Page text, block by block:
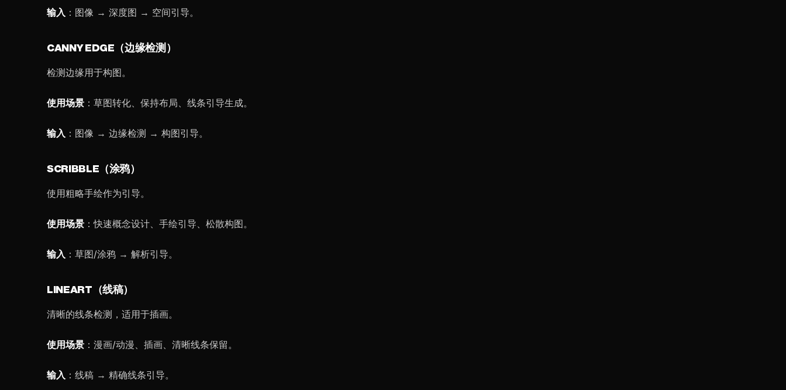
输入 ：图像 → 深度图 → 空间引导。
CANNY EDGE（边缘检测）
检测边缘用于构图。
使用场景 ：草图转化、保持布局、线条引导生成。
输入 ：图像 → 边缘检测 → 构图引导。
SCRIBBLE（涂鸦）
使用粗略手绘作为引导。
使用场景 ：快速概念设计、手绘引导、松散构图。
输入 ：草图/涂鸦 → 解析引导。
LINEART（线稿）
清晰的线条检测，适用于插画。
使用场景 ：漫画/动漫、插画、清晰线条保留。
输入 ：线稿 → 精确线条引导。